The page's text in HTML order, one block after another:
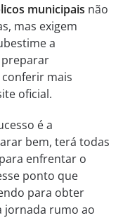
municipais não
mas exigem
a
mais
oficial.
é a
bem, terá todas
enfrentar o
ponto que
para obter
jornada rumo ao